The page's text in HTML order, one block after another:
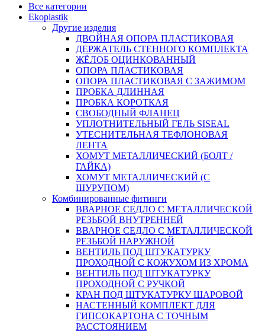
Все категории
Ekoplastik
Другие изделия
ДВОЙНАЯ ОПОРА ПЛАСТИКОВАЯ
ДЕРЖАТЕЛЬ СТЕННОГО КОМПЛЕКТА
ЖЁЛОБ ОЦИНКОВАННЫЙ
ОПОРА ПЛАСТИКОВАЯ
ОПОРА ПЛАСТИКОВАЯ С ЗАЖИМОМ
ПРОБКА ДЛИННАЯ
ПРОБКА КОРОТКАЯ
СВОБОДНЫЙ ФЛАНЕЦ
УПЛОТНИТЕЛЬНЫЙ ГЕЛЬ SISEAL
УТЕСНИТЕЛЬНАЯ ТЕФЛОНОВАЯ
ЛЕНТА
ХОМУТ МЕТАЛЛИЧЕСКИЙ (БОЛТ /
ГАЙКА)
ХОМУТ МЕТАЛЛИЧЕСКИЙ (С
ШУРУПОМ)
Комбинированные фитинги
ВВАРНОЕ СЕДЛО С МЕТАЛЛИЧЕСКОЙ
РЕЗЬБОЙ ВНУТРЕННЕЙ
ВВАРНОЕ СЕДЛО С МЕТАЛЛИЧЕСКОЙ
РЕЗЬБОЙ НАРУЖНОЙ
ВЕНТИЛЬ ПОД ШТУКАТУРКУ
ПРОХОДНОЙ С КОЖУХОМ ИЗ ХРОМА
ВЕНТИЛЬ ПОД ШТУКАТУРКУ
ПРОХОДНОЙ С РУЧКОЙ
КРАН ПОД ШТУКАТУРКУ ШАРОВОЙ
НАСТЕННЫЙ КОМПЛЕКТ ДЛЯ
ГИПСОКАРТОНA С ТОЧНЫМ
РАССТОЯНИЕМ